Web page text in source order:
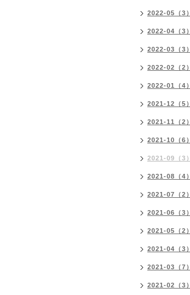
2022-05（3）
2022-04（3）
2022-03（3）
2022-02（2）
2022-01（4）
2021-12（5）
2021-11（2）
2021-10（6）
2021-09（3）
2021-08（4）
2021-07（2）
2021-06（3）
2021-05（2）
2021-04（3）
2021-03（7）
2021-02（3）